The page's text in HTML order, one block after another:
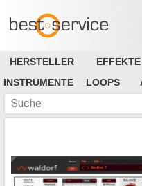
HERSTELLER EFFEKTE
INSTRUMENTE
LOOPS